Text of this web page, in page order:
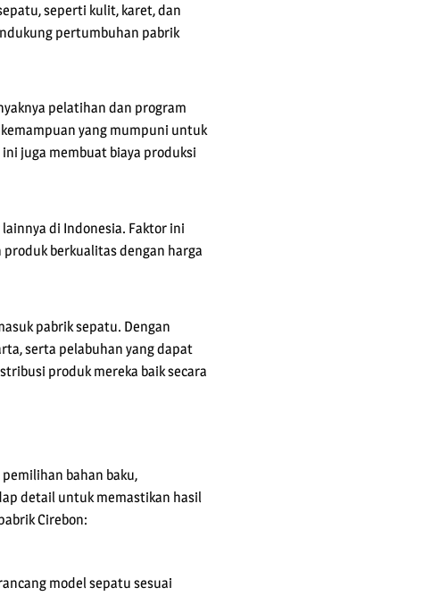
seperti kulit, karet, dan
pertumbuhan pabrik
pelatihan dan program
yang mumpuni untuk
juga membuat biaya produksi
di Indonesia. Faktor ini
berkualitas dengan harga
pabrik sepatu. Dengan
serta pelabuhan yang dapat
produk mereka baik secara
bahan baku,
detail untuk memastikan hasil
Cirebon:
model sepatu sesuai